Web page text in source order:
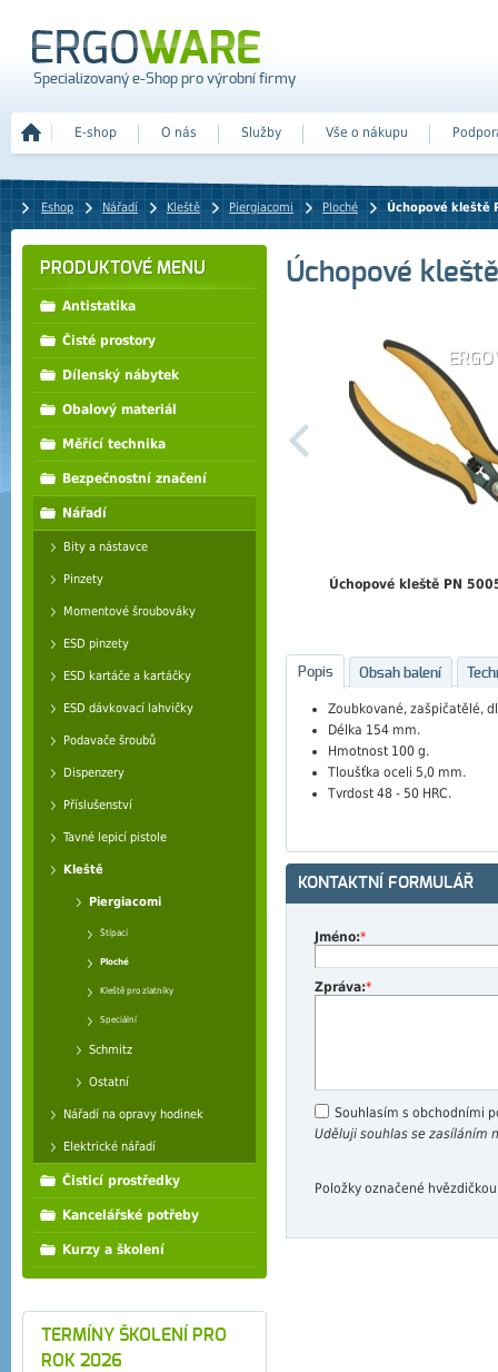
Specializovaný e-Shop pro výrobní firmy
E-shop O nás Služby Vše o nákupu
Eshop Nářadí Kleště Piergiacomi Ploché Úchopové kleště
Úchopové
Úchopové kleště PN
Popis Obsah balení
Zoubkované, zašpičatělé,
Délka 154 mm.
Hmotnost 100 g.
Tloušťka oceli 5,0 mm.
Tvrdost 48 - 50 HRC.
KONTAKTNÍ FORMULÁŘ
Jméno:*
Zpráva:*
Souhlasím s obchodními
Uděluji souhlas se zasíláním
Položky označené
PRODUKTOVÉ MENU
Antistatika
Čisté prostory
Dílenský nábytek
Obalový materiál
Měřící technika
Bezpečnostní značení
Nářadí
Bity a nástavce
Pinzety
Momentové šroubováky
ESD pinzety
ESD kartáče a kartáčky
ESD dávkovací lahvičky
Podavače šroubů
Dispenzery
Příslušenství
Tavné lepicí pistole
Kleště
Piergiacomi
Štípací
Ploché
Kleště pro zlatníky
Speciální
Schmitz
Ostatní
Nářadí na opravy hodinek
Elektrické nářadí
Čisticí prostředky
Kancelářské potřeby
Kurzy a školení
TERMÍNY ŠKOLENÍ PRO
ROK 2026